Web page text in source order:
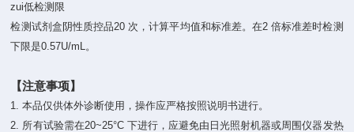
zui低检测限
检测试剂盒阴性质控品20 次，计算平均值和标准差。在2 倍标准差时检测
下限是0.57U/mL。
【注意事项】
1. 本品仅供体外诊断使用，操作应严格按照说明书进行。
2. 所有试验需在20~25°C 下进行，应避免由日光照射机器或周围仪器发热